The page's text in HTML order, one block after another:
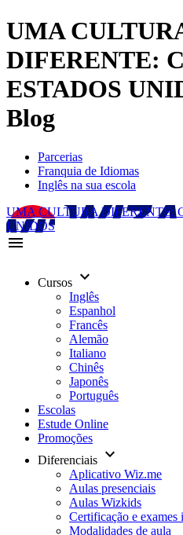
UMA
DIFERENTE:
ESTADOS
Blog
Parcerias
Franquia de Idiomas
Inglês na sua escola
UMA CULTURA DIFERENTE:
UNIDOS
menu
Cursos keyboard_arrow_down
Inglês
Espanhol
Francês
Alemão
Italiano
Chinês
Japonês
Português
Escolas
Estude Online
Promoções
Diferenciais keyboard_arrow_down
Aplicativo Wiz.me
Aulas presenciais
Aulas Wizkids
Certificação e exames
Modalidades de aula